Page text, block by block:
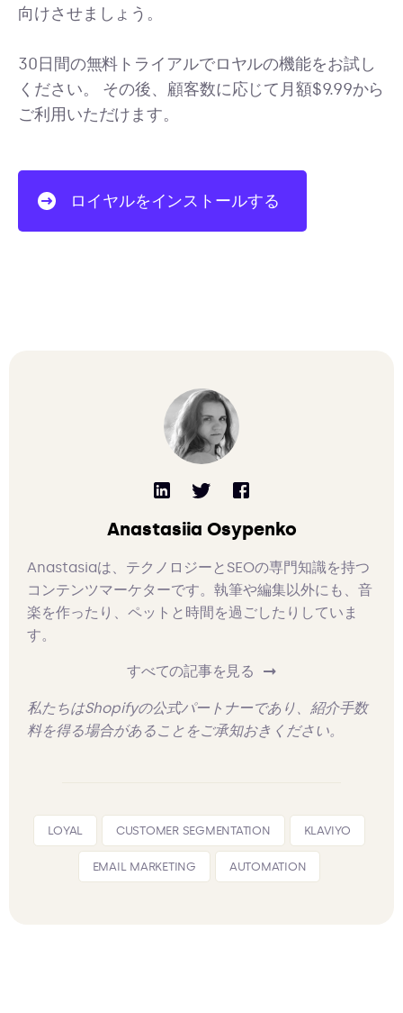
向けさせましょう。
30日間の無料トライアルでロヤルの機能をお試し
ください。 その後、顧客数に応じて月額$9.99から
ご利用いただけます。
ロイヤルをインストールする
Anastasiia Osypenko
Anastasiaは、テクノロジーとSEOの専門知識を持つ
コンテンツマーケターです。執筆や編集以外にも、音
楽を作ったり、ペットと時間を過ごしたりしていま
す。
すべての記事を見る
私たちはShopifyの公式パートナーであり、紹介手数
料を得る場合があることをご承知おきください。
LOYAL CUSTOMER SEGMENTATION KLAVIYO
EMAIL MARKETING AUTOMATION